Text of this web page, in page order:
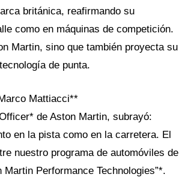
británica, reafirmando su
como en máquinas de competición.
Martin, sino que también proyecta su
de punta.
Mattiacci**
de Aston Martin, subrayó:
en la pista como en la carretera. El
nuestro programa de automóviles de
Performance Technologies”*.